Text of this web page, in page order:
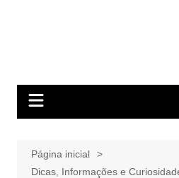
Página inicial
Dicas, Informações e